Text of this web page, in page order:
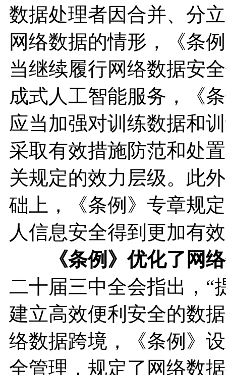
数据处理者因合并、分
网络数据的情形，《条
当继续履行网络数据安
成式人工智能服务，《
应当加强对训练数据和
采取有效措施防范和处
关规定的效力层级。此
础上，《条例》专章规
人信息安全得到更加有
《条例》优化了网
二十届三中全会指出，“
建立高效便利安全的数
络数据跨境，《条例》
全管理，规定了网络数